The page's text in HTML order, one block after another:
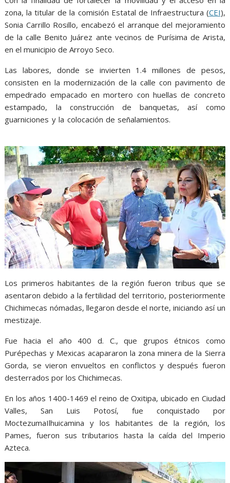
o
k
p
p
g
er
m
zona, la titular de la comisión Estatal de Infraestructura (CEI),
Sonia Carrillo Rosillo, encabezó el arranque del mejoramiento
de la calle Benito Juárez ante vecinos de Purísima de Arista,
en el municipio de Arroyo Seco.
Las labores, donde se invierten 1.4 millones de pesos,
consisten en la modernización de la calle con pavimento de
empedrado empacado en mortero con huellas de concreto
estampado, la construcción de banquetas, así como
guarniciones y la colocación de señalamientos.
Los primeros habitantes de la región fueron tribus que se
asentaron debido a la fertilidad del territorio, posteriormente
Chichimecas nómadas, llegaron desde el norte, iniciando así un
mestizaje.
Fue hacia el año 400 d. C., que grupos étnicos como
Purépechas y Mexicas acapararon la zona minera de la Sierra
Gorda, se vieron envueltos en conflictos y después fueron
desterrados por los Chichimecas.
En los años 1400-1469 el reino de Oxitipa, ubicado en Ciudad
Valles, San Luis Potosí, fue conquistado por
MoctezumaIlhuicamina y los habitantes de la región, los
Pames, fueron sus tributarios hasta la caída del Imperio
Azteca.